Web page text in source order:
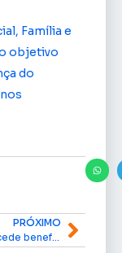
Família e
objetivo
do
PRÓXIMO
Amapá concede benefícios fiscais para impulsionar setor de óleo e gás